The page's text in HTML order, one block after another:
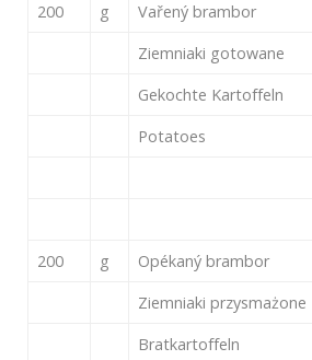
200 g Vařený brambor
Ziemniaki gotowane
Gekochte Kartoffeln
Potatoes
200 g Opékaný brambor
Ziemniaki przysmażone
Bratkartoffeln